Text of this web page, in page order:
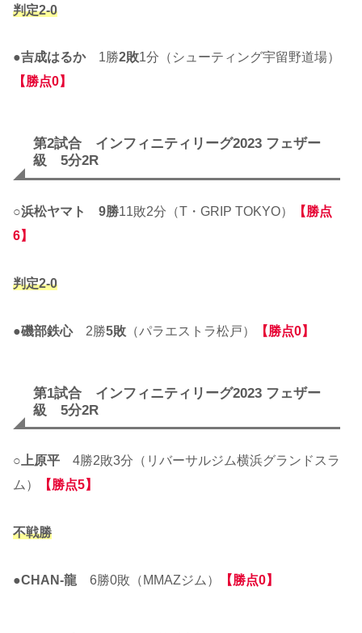
判定2-0
●吉成はるか1勝2敗1分（シューティング宇留野道場）
【勝点0】
第2試合 インフィニティリーグ2023 フェザー
級 5分2R
○浜松ヤマト 9勝11敗2分（T・GRIP TOKYO）
【勝点
6】
判定2-0
●磯部鉄心2勝5敗 （パラエストラ松戸） 【勝点0】
第1試合 インフィニティリーグ2023 フェザー
級 5分2R
○ 上原平 4勝2敗3分（リバーサルジム横浜グランドスラ
ム）
【勝点5】
不戦勝
●CHAN-龍 6勝0敗（MMAZジム） 【勝点0】